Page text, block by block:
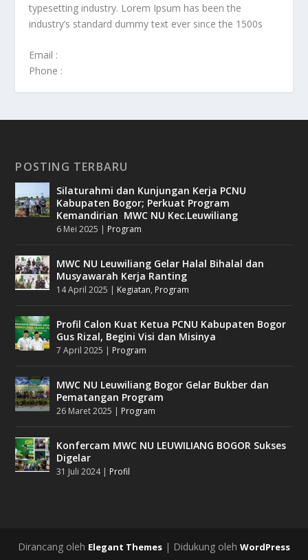
typesetting industry. Lorem Ipsum has been the
industry’s standard dummy text ever since the 1500s
Email :
Phone :
POSTING TERBARU
Silaturahmi dan Kunjungan Kerja PCNU
Kabupaten Bogor; Perkuat Program
Kemandirian MWC NU Kec.Leuwiliang
6 Mei 2025 | Program
MWC NU Leuwiliang Gelar Halal Bihalal dan
Musyawarah Kerja Ranting
14 April 2025 | Kegiatan, Program
Profil Calon Kuat Ketua PCNU Kabupaten Bogor
Gus Rizal, Begini Visi dan Misinya
7 April 2025 | Program
MWC NU Leuwiliang Bogor Gelar Bukber dan
Pematangan Program
26 Maret 2025 | Program
Konfercam MWC NU LEUWILIANG BOGOR Sukses
Digelar
31 Juli 2024| Profil
Dirancang oleh Elegant Themes | Didukung oleh WordPress